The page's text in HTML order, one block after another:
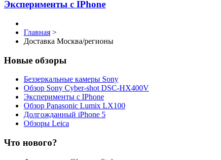
Эксперименты с IPhone
Главная >
Доставка Москва/регионы
Новые обзоры
Беззеркальные камеры Sony
Обзор Sony Cyber-shot DSC-HX400V
Эксперименты с IPhone
Обзор Panasonic Lumix LX100
Долгожданный iPhone 5
Обзоры Leica
Что нового?